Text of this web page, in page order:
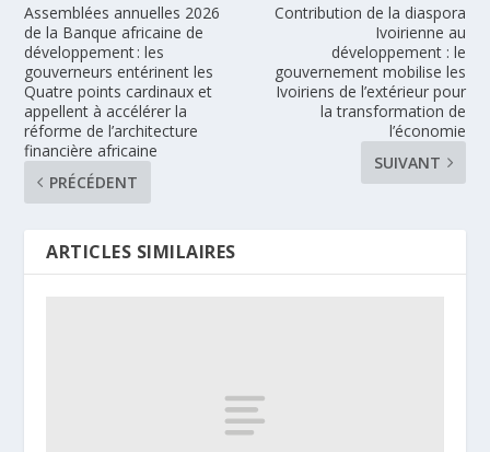
Assemblées annuelles 2026
de la Banque africaine de
développement : les
gouverneurs entérinent les
Quatre points cardinaux et
appellent à accélérer la
réforme de l’architecture
financière africaine
PRÉCÉDENT
Contribution de la diaspora
Ivoirienne au
développement : le
gouvernement mobilise les
Ivoiriens de l’extérieur pour
la transformation de
l’économie
SUIVANT
ARTICLES SIMILAIRES